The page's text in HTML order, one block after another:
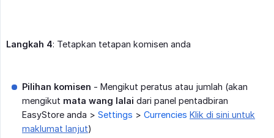
Langkah 4: Tetapkan tetapan komisen anda
Pilihan komisen - Mengikut peratus atau jumlah (akan
mengikut mata wang lalai dari panel pentadbiran
EasyStore anda > Settings > Currencies Klik di sini untuk
maklumat lanjut)